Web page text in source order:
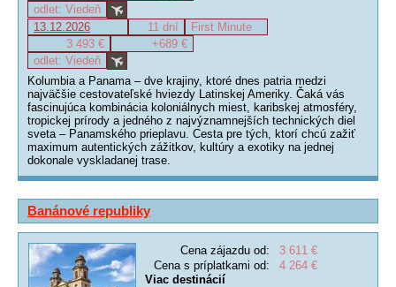
odlet: Viedeň
13.12.2026
11 dní
First Minute
3 493 €
+689 €
odlet: Viedeň
Kolumbia a Panama – dve krajiny, ktoré dnes patria medzi
najväčšie cestovateľské hviezdy Latinskej Ameriky. Čaká vás
fascinujúca kombinácia koloniálnych miest, karibskej atmosféry,
tropickej prírody a jedného z najvýznamnejších technických diel
sveta – Panamského prieplavu. Cesta pre tých, ktorí chcú zažiť
maximum autentických zážitkov, kultúry a exotiky na jednej
dokonale vyskladanej trase.
Banánové republiky
Cena zájazdu od:
3 611 €
Cena s príplatkami od:
4 264 €
Viac destinácií